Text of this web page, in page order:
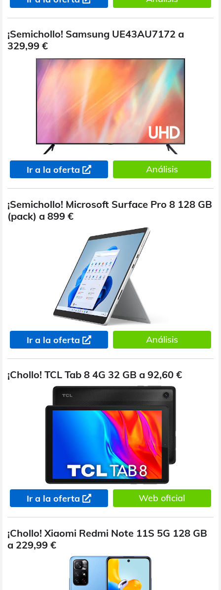
¡Semichollo! Samsung UE43AU7172 a
329,99 €
Ir a la oferta Análisis
¡Semichollo! Microsoft Surface Pro 8 128 GB
(pack) a 899 €
Ir a la oferta Análisis
¡Chollo! TCL Tab 8 4G 32 GB a 92,60 €
Ir a la oferta Web oficial
¡Chollo! Xiaomi Redmi Note 11S 5G 128 GB
a 229,99 €